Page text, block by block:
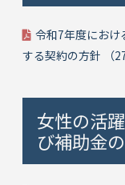
令和7年度におけ
する契約の方針 （⁨
女性の活
び補助金